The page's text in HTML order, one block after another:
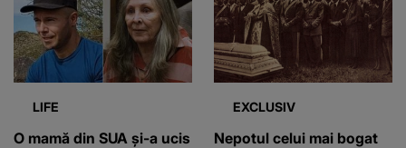
LIFE
O mamă din SUA și-a ucis
EXCLUSIV
Nepotul celui mai bogat